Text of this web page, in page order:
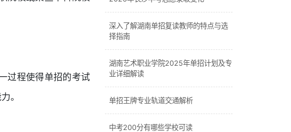
过程使得单招的考试
。
深入了解湖南单招复读教师的特点与选
择指南
湖南艺术职业学院2025年单招计划及专
业详细解读
单招王牌专业轨道交通解析
中考200分有哪些学校可读